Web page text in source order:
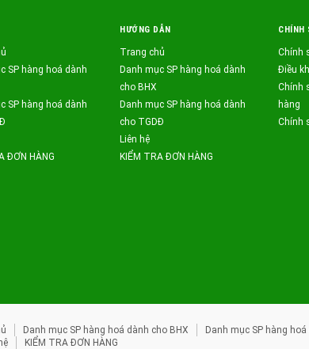
SP hàng hoá dành
SP hàng hoá dành
ĐƠN HÀNG
HƯỚNG DẪN
Trang chủ
Danh mục SP hàng hoá dành
cho BHX
Danh mục SP hàng hoá dành
cho TGDĐ
Liên hệ
KIỂM TRA ĐƠN HÀNG
CHÍNH
Chính
Điều
Chính
hàng
Chính
Danh mục SP hàng hoá dành cho BHX
Danh mục SP hàng
KIỂM TRA ĐƠN HÀNG